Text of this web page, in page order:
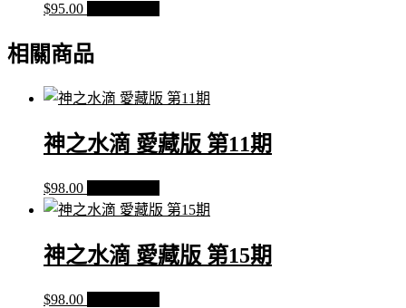
$95.00
相關商品
神之水滴 愛藏版 第11期
$98.00
神之水滴 愛藏版 第15期
$98.00